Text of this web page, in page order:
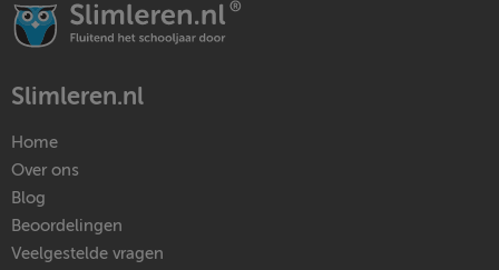
Slimleren.nl
Home
Over ons
Blog
Beoordelingen
Veelgestelde vragen